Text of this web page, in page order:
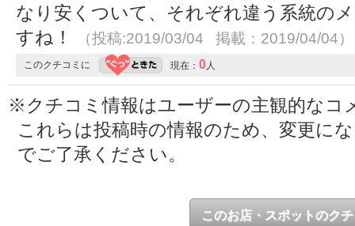
なり安くついて、それぞれ違う系統の
すね！
（投稿:2019/03/04 掲載：2019/04/04）
このクチコミに 現在： 0 人
※クチコミ情報はユーザーの主観的なコ
これらは投稿時の情報のため、変更に
でご了承ください。
このお店・スポットのク